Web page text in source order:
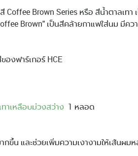
Coffee Brown Series หรือ สีน้ำตาลเ
Brown" เป็นสีคล้ายกาแฟใส่นม มีคว
องฟาร์เกอร์ HCE
าเหลือบม่วงสว่าง 1 หลอด
กขึ้น และช่วยเพิ่มความเงางามให้เส้นผ